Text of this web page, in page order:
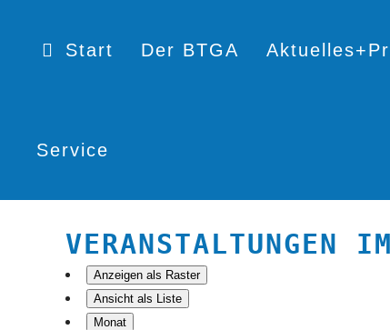
Start Der BTGA
Service
VERANSTALTUNGEN
Anzeigen als Raster
Ansicht als Liste
Monat